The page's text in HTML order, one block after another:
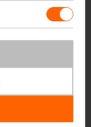
zorgt niet
ook je
dat je vizier
weg op gaat!
product?